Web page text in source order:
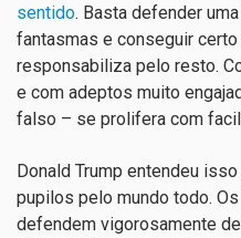
sentido. Basta defender
fantasmas e conseguir
responsabiliza pelo resto.
e com adeptos muito
falso – se prolifera com
Donald Trump entendeu
pupilos pelo mundo todo.
defendem vigorosamente